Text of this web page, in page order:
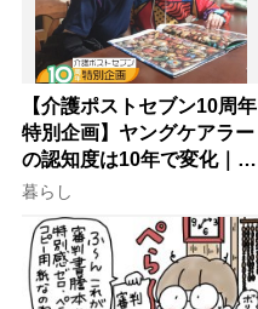
【介護ポストセブン10周年
特別企画】ヤングケアラー
の認知度は10年で変化｜流
行語大賞にノミネート、法
律にも明記されたが果たし
て現在は？
暮らし